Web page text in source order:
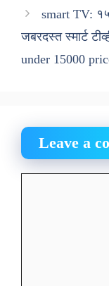
smart TV: १५
जबरदस्त स्मार्ट
under 15000
Leave a